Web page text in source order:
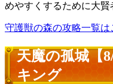
めやすくするために大賢
守護獣の森の攻略一覧は
天魔の孤城【
キング